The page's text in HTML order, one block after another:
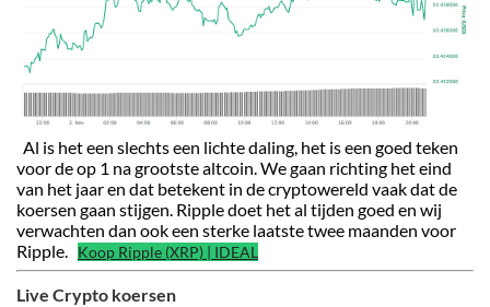
Al is het een slechts een lichte daling, het is een goed teken
voor de op 1 na grootste altcoin. We gaan richting het eind
van het jaar en dat betekent in de cryptowereld vaak dat de
koersen gaan stijgen. Ripple doet het al tijden goed en wij
verwachten dan ook een sterke laatste twee maanden voor
Ripple. Koop Ripple (XRP) | IDEAL
Live Crypto koersen